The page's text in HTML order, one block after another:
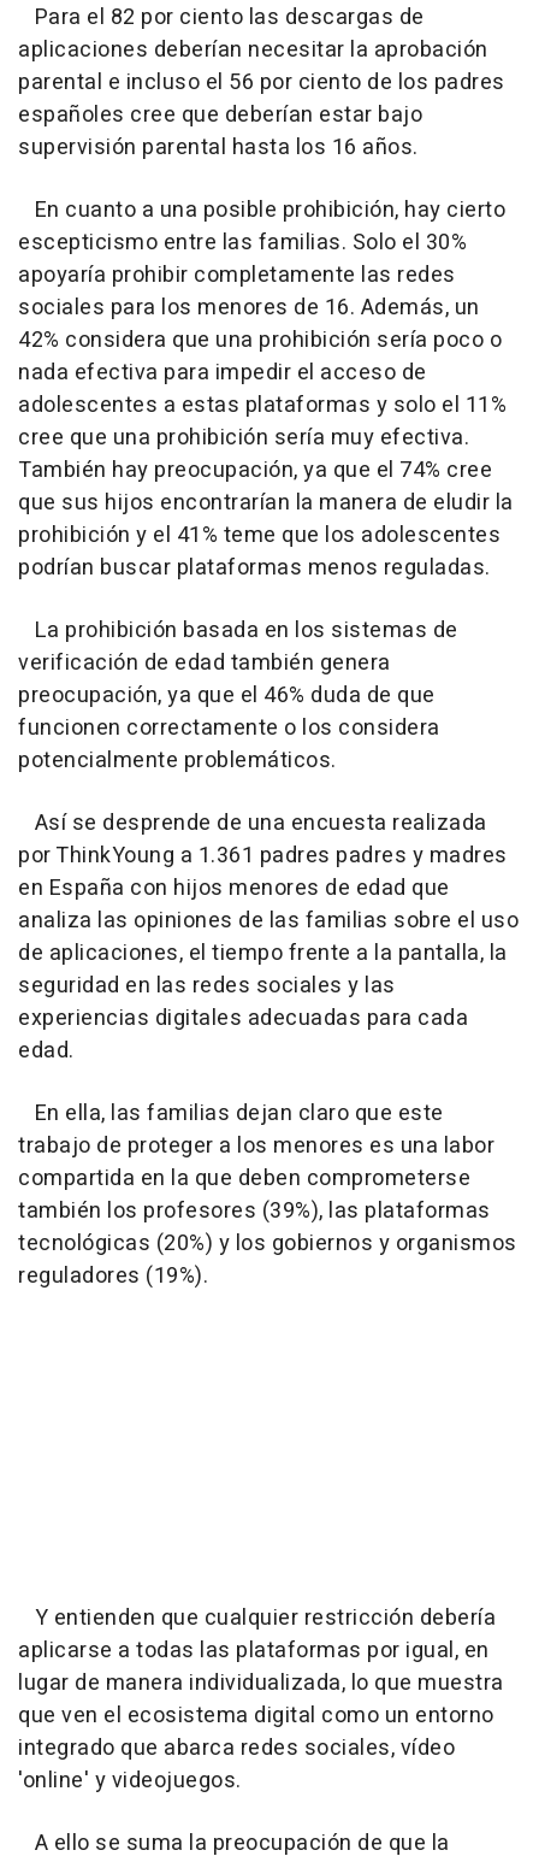
Para el 82 por ciento las descargas de
aplicaciones deberían necesitar la aprobación
parental e incluso el 56 por ciento de los padres
españoles cree que deberían estar bajo
supervisión parental hasta los 16 años.
En cuanto a una posible prohibición, hay cierto
escepticismo entre las familias. Solo el 30%
apoyaría prohibir completamente las redes
sociales para los menores de 16. Además, un
42% considera que una prohibición sería poco o
nada efectiva para impedir el acceso de
adolescentes a estas plataformas y solo el 11%
cree que una prohibición sería muy efectiva.
También hay preocupación, ya que el 74% cree
que sus hijos encontrarían la manera de eludir la
prohibición y el 41% teme que los adolescentes
podrían buscar plataformas menos reguladas.
La prohibición basada en los sistemas de
verificación de edad también genera
preocupación, ya que el 46% duda de que
funcionen correctamente o los considera
potencialmente problemáticos.
Así se desprende de una encuesta realizada
por ThinkYoung a 1.361 padres padres y madres
en España con hijos menores de edad que
analiza las opiniones de las familias sobre el uso
de aplicaciones, el tiempo frente a la pantalla, la
seguridad en las redes sociales y las
experiencias digitales adecuadas para cada
edad.
En ella, las familias dejan claro que este
trabajo de proteger a los menores es una labor
compartida en la que deben comprometerse
también los profesores (39%), las plataformas
tecnológicas (20%) y los gobiernos y organismos
reguladores (19%).
Y entienden que cualquier restricción debería
aplicarse a todas las plataformas por igual, en
lugar de manera individualizada, lo que muestra
que ven el ecosistema digital como un entorno
integrado que abarca redes sociales, vídeo
'online' y videojuegos.
A ello se suma la preocupación de que la